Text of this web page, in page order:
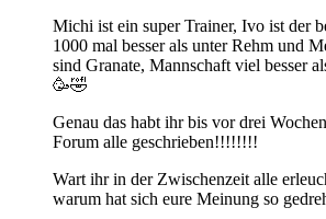
Michi ist ein super Trainer, Ivo ist der
1000 mal besser als unter Rehm und
sind Granate, Mannschaft viel besser
🥳🤣
Genau das habt ihr bis vor drei
Forum alle geschrieben!!!!!!!!
Wart ihr in der Zwischenzeit alle
warum hat sich eure Meinung so